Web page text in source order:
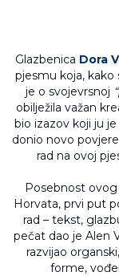
Glazbenica Dora
pjesmu koja, kako
je o svojevrsnoj
obilježila važan
bio izazov koji ju
donio novo
rad na ovoj
Posebnost ovog
Horvata, prvi put
rad – tekst,
pečat dao je Alen
razvijao
forme,